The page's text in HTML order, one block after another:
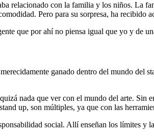
relacionado con la familia y los niños. La
Pero para su sorpresa, ha recibido
que por ahí no piensa igual que yo y de
ganado dentro del mundo del
nada que ver con el mundo del arte.
up, son múltiples, ya que con las
social. Allí enseñan los límites y